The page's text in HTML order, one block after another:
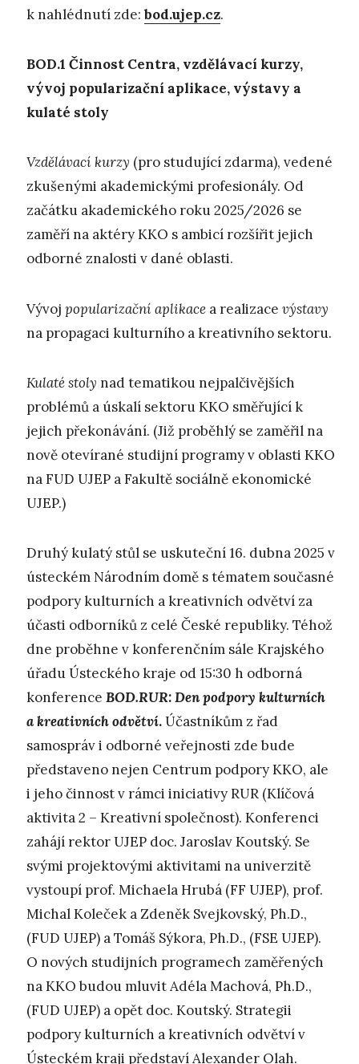
k nahlédnutí zde:bod.ujep.cz.
BOD.1 Činnost Centra, vzdělávací kurzy,
vývoj popularizační aplikace, výstavy a
kulaté stoly
Vzdělávací kurzy (pro studující zdarma), vedené
zkušenými akademickými profesionály. Od
začátku akademického roku 2025/2026 se
zaměří na aktéry KKO s ambicí rozšířit jejich
odborné znalosti v dané oblasti.
Vývoj popularizační aplikace a realizace výstavy
na propagaci kulturního a kreativního sektoru.
Kulaté stoly nad tematikou nejpalčivějších
problémů a úskalí sektoru KKO směřující k
jejich překonávání. (Již proběhlý se zaměřil na
nově otevírané studijní programy v oblasti KKO
na FUD UJEP a Fakultě sociálně ekonomické
UJEP.)
Druhý kulatý stůl se uskuteční 16. dubna 2025 v
ústeckém Národním domě s tématem současné
podpory kulturních a kreativních odvětví za
účasti odborníků z celé České republiky. Téhož
dne proběhne v konferenčním sále Krajského
úřadu Ústeckého kraje od 15:30 h odborná
konference BOD.RUR: Den podpory kulturních
a kreativních odvětví.Účastníkům z řad
samospráv i odborné veřejnosti zde bude
představeno nejen Centrum podpory KKO, ale
i jeho činnost v rámci iniciativy RUR (Klíčová
aktivita 2 – Kreativní společnost). Konferenci
zahájí rektor UJEP doc. Jaroslav Koutský. Se
svými projektovými aktivitami na univerzitě
vystoupí prof. Michaela Hrubá (FF UJEP), prof.
Michal Koleček a Zdeněk Svejkovský, Ph.D.,
(FUD UJEP) a Tomáš Sýkora, Ph.D., (FSE UJEP).
O nových studijních programech zaměřených
na KKO budou mluvit Adéla Machová, Ph.D.,
(FUD UJEP) a opět doc. Koutský. Strategii
podpory kulturních a kreativních odvětví v
Ústeckém kraji představí Alexander Olah.